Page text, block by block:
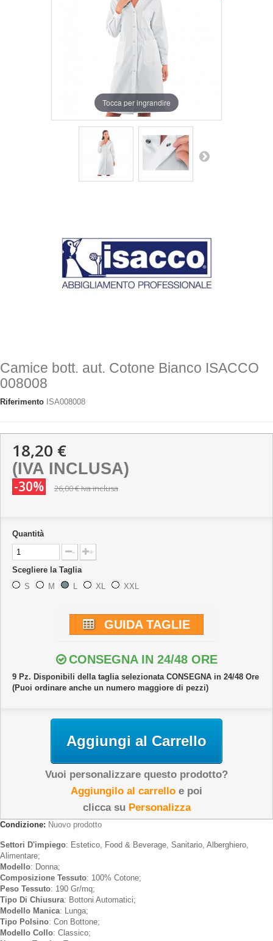
Tocca per ingrandire
Camice bott. aut. Cotone Bianco ISACCO
008008
Riferimento ISA008008
18,20 €
(IVA INCLUSA)
-30% 26,00 €Iva inclusa
Quantità
- +
Scegliere la Taglia
S
M L XL XXL
GUIDA TAGLIE
CONSEGNA IN 24/48 ORE
9 Pz. Disponibili della taglia selezionata CONSEGNA in 24/48 Ore
(Puoi ordinare anche un numero maggiore di pezzi)
Aggiungi al Carrello
Vuoi personalizzare questo prodotto?
Aggiungilo al carrello e poi
clicca su Personalizza
Condizione: Nuovo prodotto
Settori D'impiego: Estetico, Food & Beverage, Sanitario, Alberghiero,
Alimentare;
Modello: Donna;
Composizione Tessuto: 100% Cotone;
Peso Tessuto: 190 Gr/mq;
Tipo Di Chiusura: Bottoni Automatici;
Modello Manica: Lunga;
Tipo Polsino: Con Bottone;
Modello Collo: Classico;